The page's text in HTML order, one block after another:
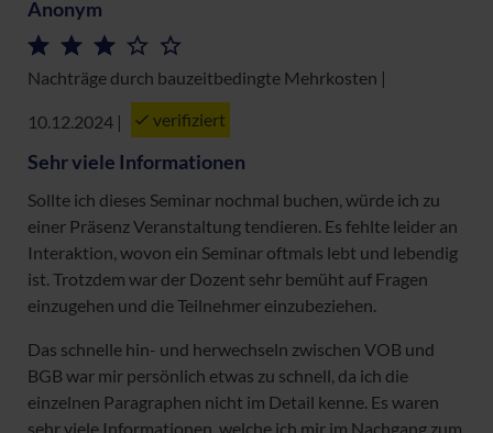
Anonym
Nachträge durch bauzeitbedingte Mehrkosten |
10.12.2024 | verifiziert
Sehr viele Informationen
Sollte ich dieses Seminar nochmal buchen, würde ich zu
einer Präsenz Veranstaltung tendieren. Es fehlte leider an
Interaktion, wovon ein Seminar oftmals lebt und lebendig
ist. Trotzdem war der Dozent sehr bemüht auf Fragen
einzugehen und die Teilnehmer einzubeziehen.
Das schnelle hin- und herwechseln zwischen VOB und
BGB war mir persönlich etwas zu schnell, da ich die
einzelnen Paragraphen nicht im Detail kenne. Es waren
sehr viele Informationen, welche ich mir im Nachgang zum